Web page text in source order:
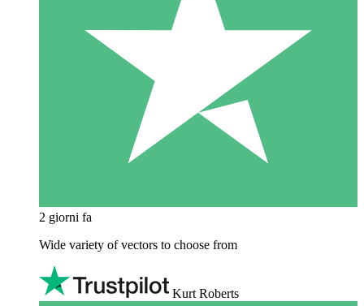
2 giorni fa
Wide variety of vectors to choose from
Kurt Roberts